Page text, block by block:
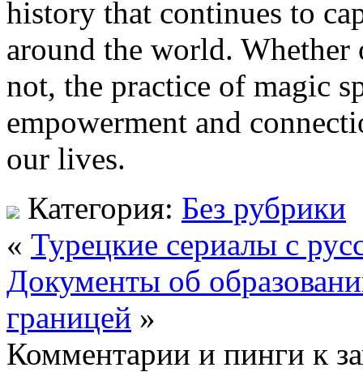
history that continues to
around the world.
not, the practice of magic
empowerment and
our lives.
Категория: Без рубрики
« Турецкие сериалы с
Документы об
границей »
Комментарии и пинги к